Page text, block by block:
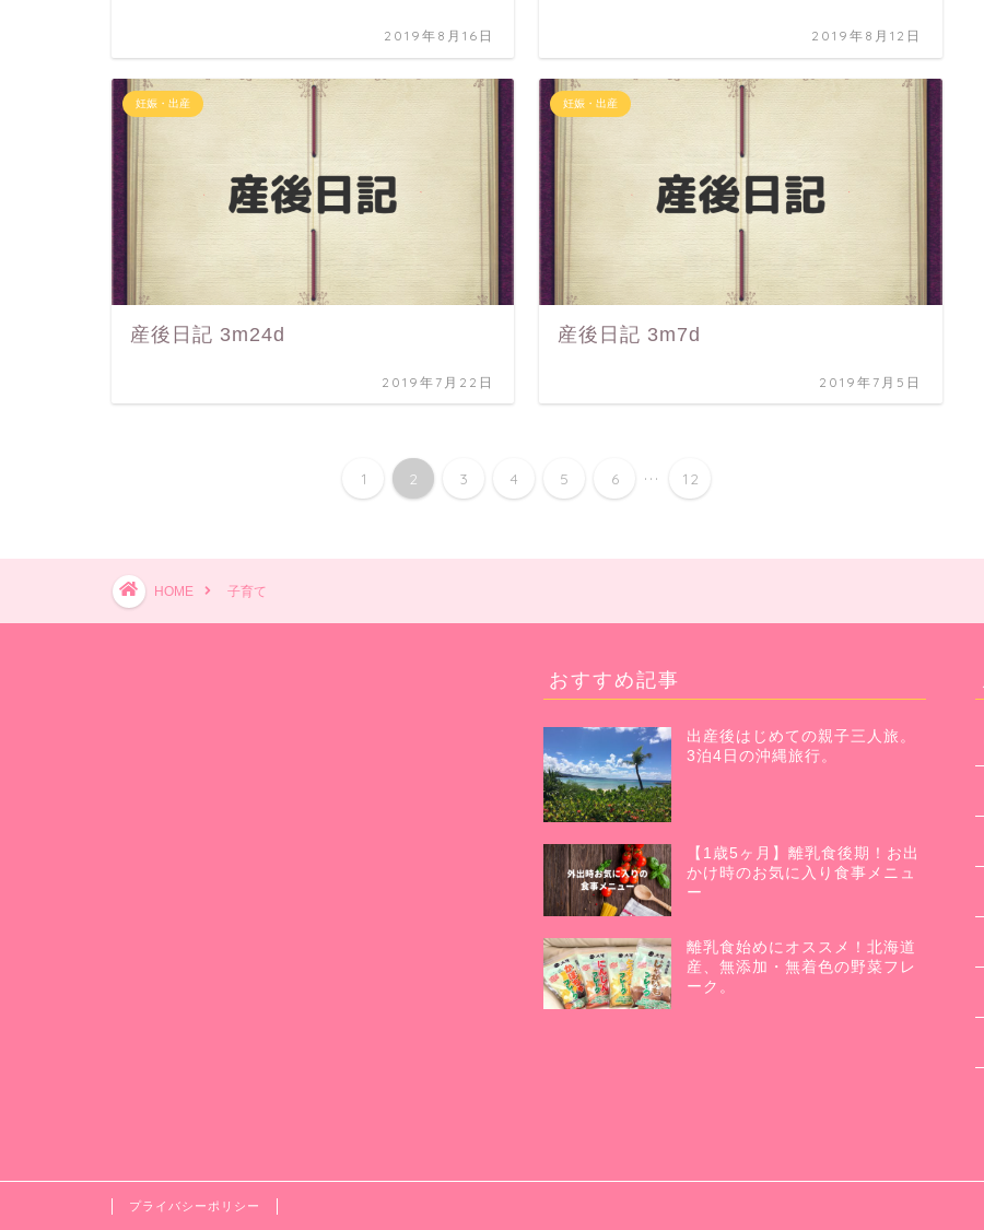
2019年8月16日 2019年8月12日
妊娠・出産
産後日記 3m24d
2019年7月22日
妊娠・出産
産後日記 3m7d
2019年7月5日
1 2 3 4 5 6 ... 12
HOME 子育て
おすすめ記事
出産後はじめての親子三人旅。
3泊4日の沖縄旅行。
【1歳5ヶ月】離乳食後期！お出
かけ時のお気に入り食事メニュ
ー
離乳食始めにオススメ！北海道
産、無添加・無着色の野菜フレ
ーク。
プライバシーポリシー